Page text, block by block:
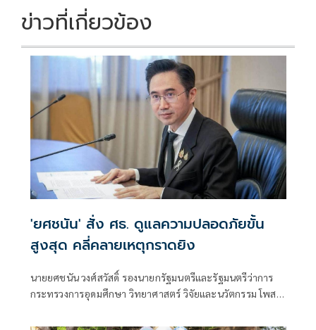
ข่าวที่เกี่ยวข้อง
'ยศชนัน' สั่ง ศธ. ดูแลความปลอดภัยขั้น
สูงสุด คลี่คลายเหตุกราดยิง
นายยศชนัน วงศ์สวัสดิ์ รองนายกรัฐมนตรีและรัฐมนตรีว่าการ
กระทรวงการอุดมศึกษา วิทยาศาสตร์ วิจัยและนวัตกรรม โพสต์
ครอบครัวผู้สูญเสีย